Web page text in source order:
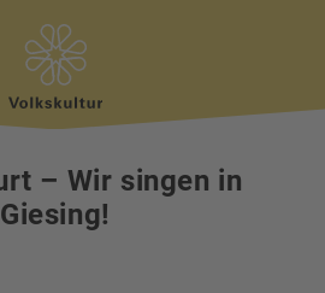
– Wir singen in
Giesing!